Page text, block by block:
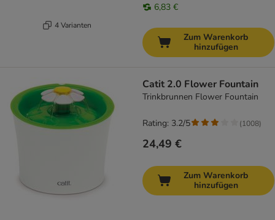
4 Varianten
6,83 €
Zum Warenkorb
hinzufügen
Catit 2.0 Flower Fountain
Trinkbrunnen Flower Fountain
24,49 €
Rating: 3.2/5 (1008)
Zum Warenkorb
hinzufügen